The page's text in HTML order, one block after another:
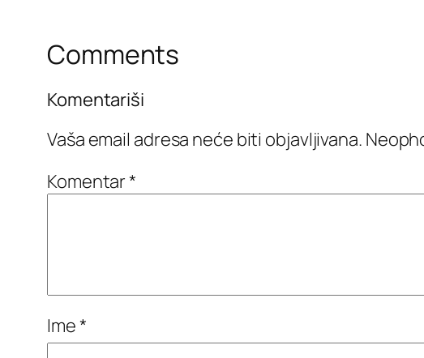
Comments
Komentariši
Vaša email adresa neće biti objavljivana.
Komentar*
Ime*